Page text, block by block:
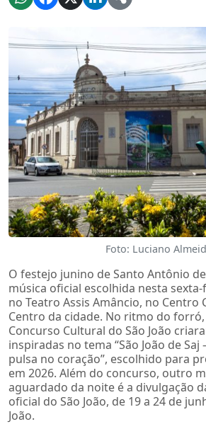
Foto: Luciano
O festejo junino de Santo Antônio
música oficial escolhida nesta sexta-
no Teatro Assis Amâncio, no Centro
Centro da cidade. No ritmo do
Concurso Cultural do São João
inspiradas no tema “São João de Saj
pulsa no coração”, escolhido para
em 2026. Além do concurso, outro
aguardado da noite é a divulgação
oficial do São João, de 19 a 24 de
João.